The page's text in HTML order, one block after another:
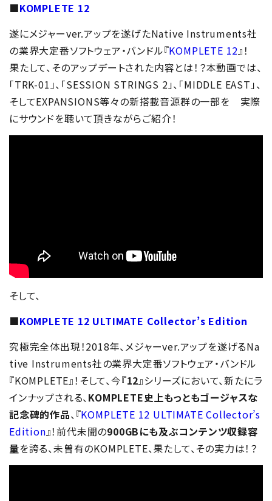
■KOMPLETE 12
遂にメジャーver.アップを遂げたNative Instruments社
の業界大定番ソフトウェア・バンドル『KOMPLETE 12』！
果たして、そのアップデートされた内容とは！？本動画では、
「TRK-01」、「SESSION STRINGS 2」、「MIDDLE EAST」、
そしてEXPANSIONS等々の新搭載音源群の一部を 実際
にサウンドを聴いて頂きながらご紹介！
そして、
■KOMPLETE 12 ULTIMATE Collector’s Edition
究極完全体出現！2018年、メジャーver.アップを遂げるNa
tive Instruments社の業界大定番ソフトウェア・バンドル
『KOMPLETE』！そして、今『12』シリーズにおいて、新たにラ
インナップされる、 KOMPLETE史上もっともゴージャスな
記念碑的作品、『KOMPLETE 12 ULTIMATE Collector’s
Edition』！前代未聞の900GBにも及ぶコンテンツ収録容
量を誇る、未曽有のKOMPLETE、果たして、その実力は！？